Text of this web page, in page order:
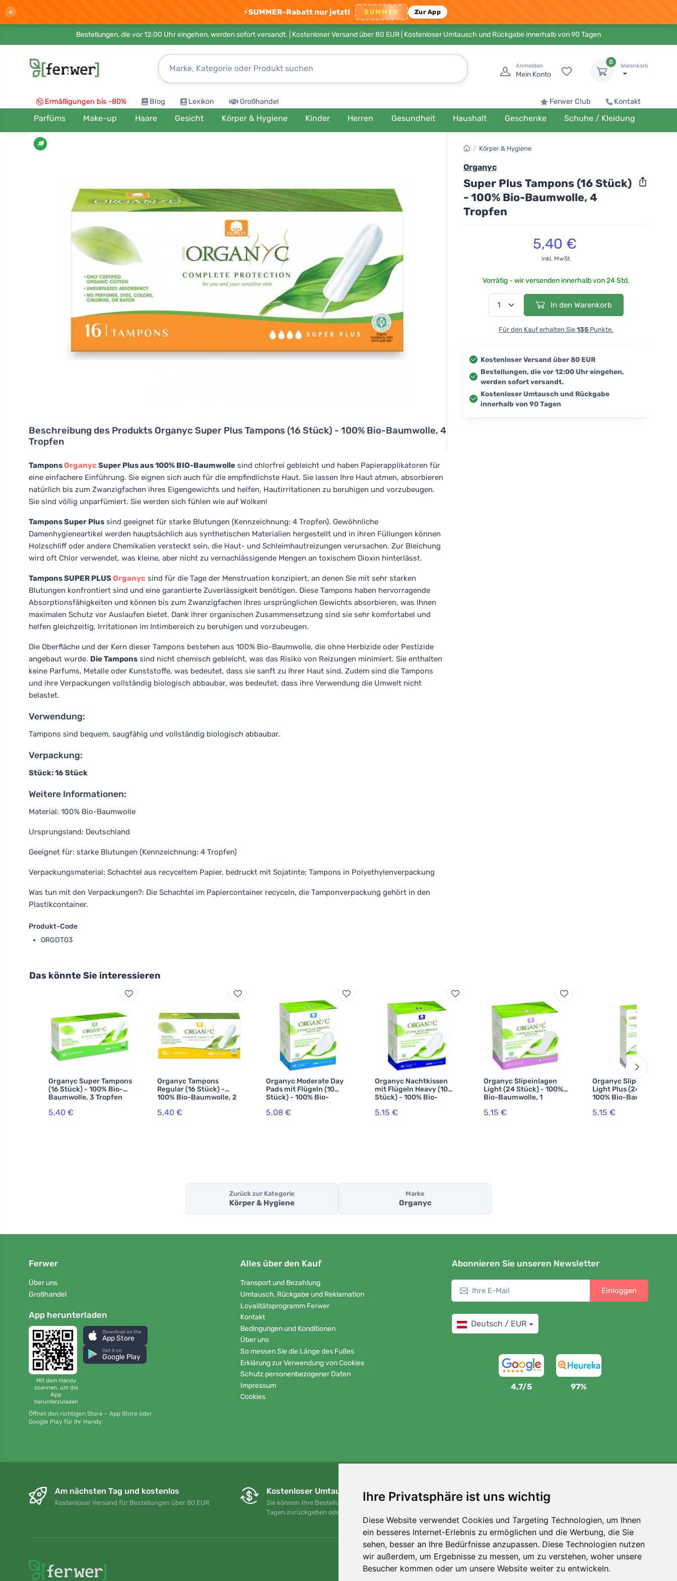
Ihre Privatsphäre ist uns wichtig
Diese Website verwendet Cookies und Targeting Technologien, um Ihnen
ein besseres Internet-Erlebnis zu ermöglichen und die Werbung, die Sie
sehen, besser an Ihre Bedürfnisse anzupassen. Diese Technologien nutzen
wir außerdem, um Ergebnisse zu messen, um zu verstehen, woher unsere
Besucher kommen oder um unsere Website weiter zu entwickeln.
× ⚡SUMMER-Rabatt nur jetzt! SUMMER Zur App
Bestellungen, die vor 12:00 Uhr eingehen, werden sofort versandt. | Kostenloser Versand über 80 EUR | Kostenloser Umtausch und Rückgabe innerhalb von 90 Tagen
Anmelden
Mein Konto
0
Warenkorb
Ermäßigungen bis -80% Blog Lexikon Großhandel Ferwer Club Kontakt
Parfüms Make-up Haare Gesicht Körper & Hygiene Kinder Herren Gesundheit Haushalt Geschenke Schuhe / Kleidung
Beschreibung des Produkts Organyc Super Plus Tampons (16 Stück) - 100% Bio-Baumwolle, 4
Tropfen
TamponsOrganycSuper Plus aus 100% BIO-Baumwolle sind chlorfrei gebleicht und haben Papierapplikatoren für
eine einfachere Einführung. Sie eignen sich auch für die empfindlichste Haut. Sie lassen Ihre Haut atmen, absorbieren
natürlich bis zum Zwanzigfachen ihres Eigengewichts und helfen, Hautirritationen zu beruhigen und vorzubeugen.
Sie sind völlig unparfümiert. Sie werden sich fühlen wie auf Wolken!
Tampons Super Plus sind geeignet für starke Blutungen (Kennzeichnung: 4 Tropfen). Gewöhnliche
Damenhygieneartikel werden hauptsächlich aus synthetischen Materialien hergestellt und in ihren Füllungen können
Holzschliff oder andere Chemikalien versteckt sein, die Haut- und Schleimhautreizungen verursachen. Zur Bleichung
wird oft Chlor verwendet, was kleine, aber nicht zu vernachlässigende Mengen an toxischem Dioxin hinterlässt.
Tampons SUPER PLUSOrganyc sind für die Tage der Menstruation konzipiert, an denen Sie mit sehr starken
Blutungen konfrontiert sind und eine garantierte Zuverlässigkeit benötigen. Diese Tampons haben hervorragende
Absorptionsfähigkeiten und können bis zum Zwanzigfachen ihres ursprünglichen Gewichts absorbieren, was Ihnen
maximalen Schutz vor Auslaufen bietet. Dank ihrer organischen Zusammensetzung sind sie sehr komfortabel und
helfen gleichzeitig, Irritationen im Intimbereich zu beruhigen und vorzubeugen.
Die Oberfläche und der Kern dieser Tampons bestehen aus 100% Bio-Baumwolle, die ohne Herbizide oder Pestizide
angebaut wurde. Die Tampons sind nicht chemisch gebleicht, was das Risiko von Reizungen minimiert. Sie enthalten
keine Parfums, Metalle oder Kunststoffe, was bedeutet, dass sie sanft zu Ihrer Haut sind. Zudem sind die Tampons
und ihre Verpackungen vollständig biologisch abbaubar, was bedeutet, dass ihre Verwendung die Umwelt nicht
belastet.
Verwendung:
Tampons sind bequem, saugfähig und vollständig biologisch abbaubar.
Verpackung:
Stück: 16 Stück
Weitere Informationen:
Material: 100% Bio-Baumwolle
Ursprungsland: Deutschland
Geeignet für: starke Blutungen (Kennzeichnung: 4 Tropfen)
Verpackungsmaterial: Schachtel aus recyceltem Papier, bedruckt mit Sojatinte; Tampons in Polyethylenverpackung
Was tun mit den Verpackungen?: Die Schachtel im Papiercontainer recyceln, die Tamponverpackung gehört in den
Plastikcontainer.
Produkt-Code
ORGDT03
/ Körper & Hygiene
Organyc
Super Plus Tampons (16 Stück)
- 100% Bio-Baumwolle, 4
Tropfen
5,40 €
inkl. MwSt
Vorrätig - wir versenden innerhalb von 24 Std.
In den Warenkorb
Für den Kauf erhalten Sie 135 Punkte.
Kostenloser Versand über 80 EUR
Bestellungen, die vor 12:00 Uhr eingehen,
werden sofort versandt.
Kostenloser Umtausch und Rückgabe
innerhalb von 90 Tagen
Das könnte Sie interessieren
Organyc Super Tampons
(16 Stück) - 100% Bio-
Baumwolle, 3 Tropfen
5,40 €
Organyc Tampons
Regular (16 Stück) -
100% Bio-Baumwolle, 2
Tropfen
5,40 €
Organyc Moderate Day
Pads mit Flügeln (10
Stück) - 100% Bio-
Baumwolle, 3 Tropfen
5,08 €
Organyc Nachtkissen
mit Flügeln Heavy (10
Stück) - 100% Bio-
Baumwolle, 4 Tropfen
5,15 €
Organyc Slipeinlagen
Light (24 Stück) - 100%
Bio-Baumwolle, 1
Tropfen
5,15 €
Organyc Slipeinlagen
Light Plus (24 Stück) -
100% Bio-Baumwolle, 1
Tropfen
5,15 €
Zurück zur Kategorie
Körper & Hygiene
Marke
Organyc
Ferwer
Über uns
Großhandel
App herunterladen
Mit dem Handy
scannen, um die
App
herunterzuladen
Download on the
App Store
Get it on
Google Play
Öffnet den richtigen Store – App Store oder
Google Play für Ihr Handy.
Alles über den Kauf
Transport und Bezahlung
Umtausch, Rückgabe und Reklamation
Loyalitätsprogramm Ferwer
Kontakt
Bedingungen und Konditionen
Über uns
So messen Sie die Länge des Fußes
Erklärung zur Verwendung von Cookies
Schutz personenbezogener Daten
Impressum
Cookies
Abonnieren Sie unseren Newsletter
Einloggen
Deutsch / EUR
4,7/5 97%
Am nächsten Tag und kostenlos
Kostenloser Versand für Bestellungen über 80 EUR
Kostenloser Umtausch und Rückgabe
Sie können Ihre Bestellung jederzeit innerhalb von 90
Tagen zurückgeben oder umtauschen.
Wir unterstützen Trees.org
Für jede Bestellung pflanzen wir einen Baum! Mehr